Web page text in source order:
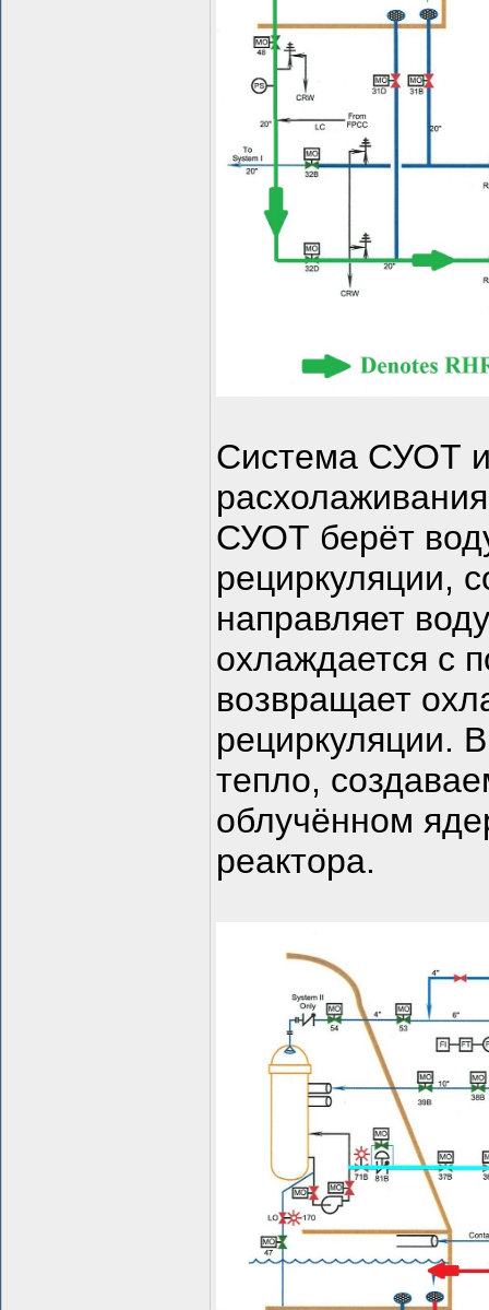
Система СУОТ
СУОТ берёт
рециркуляции,
направляет
охлаждается с
возвращает
рециркуляции.
тепло,
облучённом
реактора.